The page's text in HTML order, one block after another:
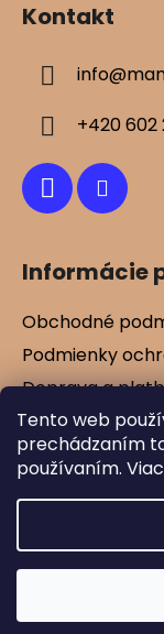
Tento web
prechádzaním
používaním.
Kontakt
info@
+420 602
Informácie
Obchodné
Podmienky
Doprava a
Kontakty
Vernostné zľavy